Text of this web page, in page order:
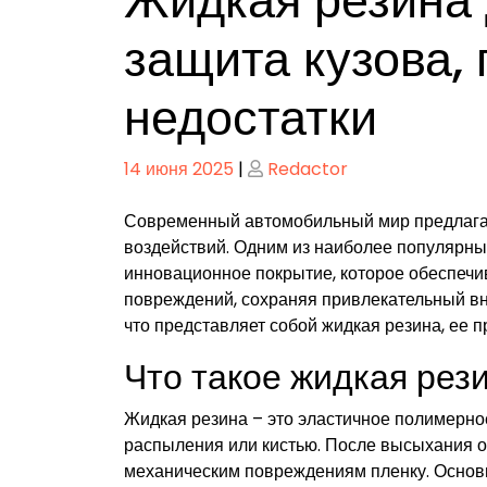
защита
недостатки
Опубликовано
14 июня 2025 | Опубликовано
Redactor
Современный автомобильный мир
воздействий. Одним из наиболее
инновационное покрытие, которое
повреждений, сохраняя привлекательный
что представляет собой жидкая резина, ее
Что такое жидкая
Жидкая резина – это эластичное
распыления или кистью. После высыхания
механическим повреждениям пленку.